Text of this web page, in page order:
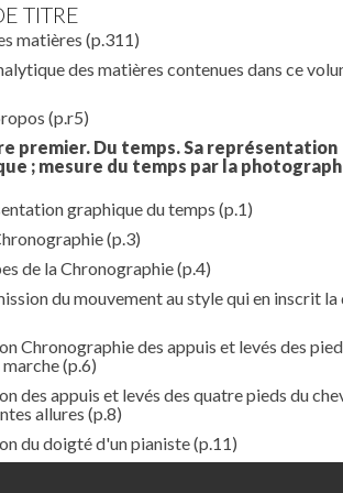
TITRE
matières (p.311)
des matières contenues dans ce
(p.r5)
premier. Du temps. Sa représentation
; mesure du temps par la
graphique du temps (p.1)
(p.3)
de la Chronographie(p.4)
du mouvement au style qui en inscrit la
Chronographie des appuis et levés des
marche(p.6)
des appuis et levés des quatre pieds du
allures (p.8)
du doigté d'un pianiste(p.11)